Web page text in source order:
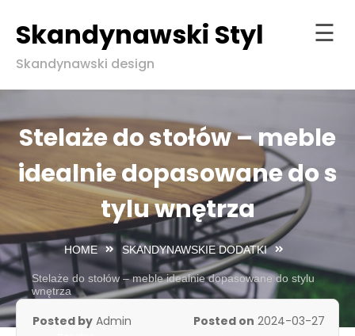
to
content
Skandynawski Styl
Skandynawski design
☰
zgodzie
Stelaże do stołów – meble
idealnie dopasowane do s
tylu wnętrza
HOME SKANDYNAWSKIE DODATKI
Stelaże do stołów – meble idealnie dopasowane do stylu
wnętrza
Posted by Admin Posted on 2024-03-27